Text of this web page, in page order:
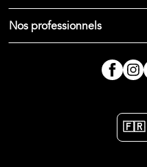
Nos professionnels
🇫🇷